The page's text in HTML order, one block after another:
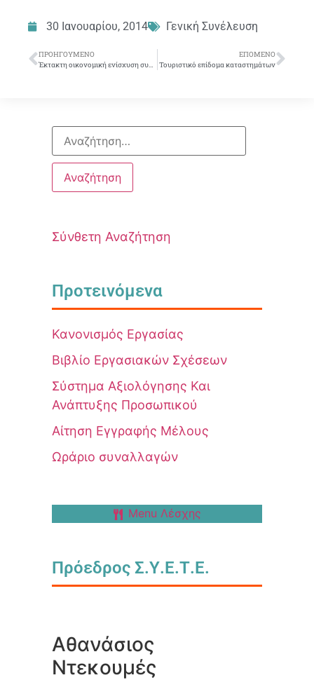
30 Ιανουαρίου, 2014 Γενική Συνέλευση
ΠΡΟΗΓΟΎΜΕΝΟ
Έκτακτη οικονομική ενίσχυση συναδέλφων στις πληγέντες από τον σεισμό περιοχές της Κεφαλονιάς και της Ιθάκης
ΕΠΌΜΕΝΟ
Τουριστικό επίδομα καταστημάτων
Σύνθετη Αναζήτηση
Προτεινόμενα
Κανονισμός Εργασίας
Βιβλίο Εργασιακών Σχέσεων
Σύστημα Αξιολόγησης Και
Ανάπτυξης Προσωπικού
Αίτηση Εγγραφής Μέλους
Ωράριο συναλλαγών
Menu Λέσχης
Πρόεδρος Σ.Υ.Ε.Τ.Ε.
Αθανάσιος
Ντεκουμές